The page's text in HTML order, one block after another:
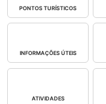
PONTOS TURÍSTICOS
INFORMAÇÕES ÚTEIS
ATIVIDADES